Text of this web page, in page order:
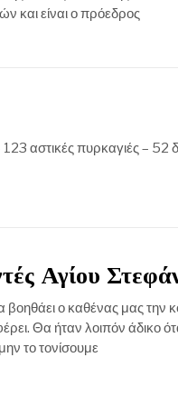
και είναι ο πρόεδρος
αστικές πυρκαγιές – 52
Αγίου
βοηθάει ο καθένας μας την
Θα ήταν λοιπόν άδικο
το τονίσουμε